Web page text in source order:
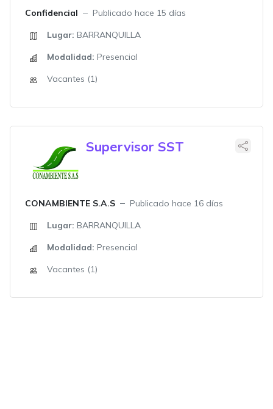
Confidencial
Publicado hace 15 días
Lugar: BARRANQUILLA
Modalidad: Presencial
Vacantes (1)
Supervisor SST
CONAMBIENTE S.A.S
Publicado hace 16 días
Lugar: BARRANQUILLA
Modalidad: Presencial
Vacantes (1)